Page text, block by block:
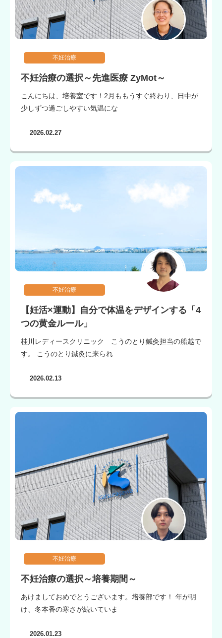
不妊治療
不妊治療の選択～先進医療 ZyMot～
こんにちは、培養室です！2月ももうすぐ終わり、日中が
少しずつ過ごしやすい気温にな
2026.02.27
不妊治療
【妊活×運動】自分で体温をデザインする「4
つの黄金ルール」
桂川レディースクリニック こうのとり鍼灸担当の船越で
す。 こうのとり鍼灸に来られ
2026.02.13
不妊治療
不妊治療の選択～培養期間～
あけましておめでとうございます。培養部です！ 年が明
け、冬本番の寒さが続いていま
2026.01.23